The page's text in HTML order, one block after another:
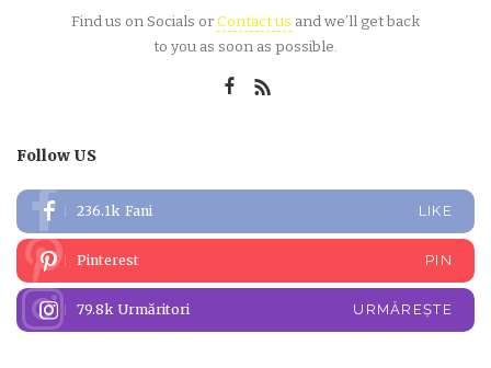
Find us on Socials orContact us and we’ll get back
to you as soon as possible.
Follow US
236.1k Fani LIKE
Pinterest PIN
79.8k Urmăritori URMĂREȘTE